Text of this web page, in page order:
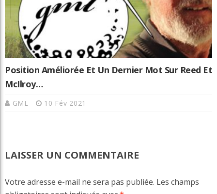
Position Améliorée Et Un Dernier Mot Sur Reed Et
McIlroy…
GML 10 Fév 2021
LAISSER UN COMMENTAIRE
Votre adresse e-mail ne sera pas publiée. Les champs